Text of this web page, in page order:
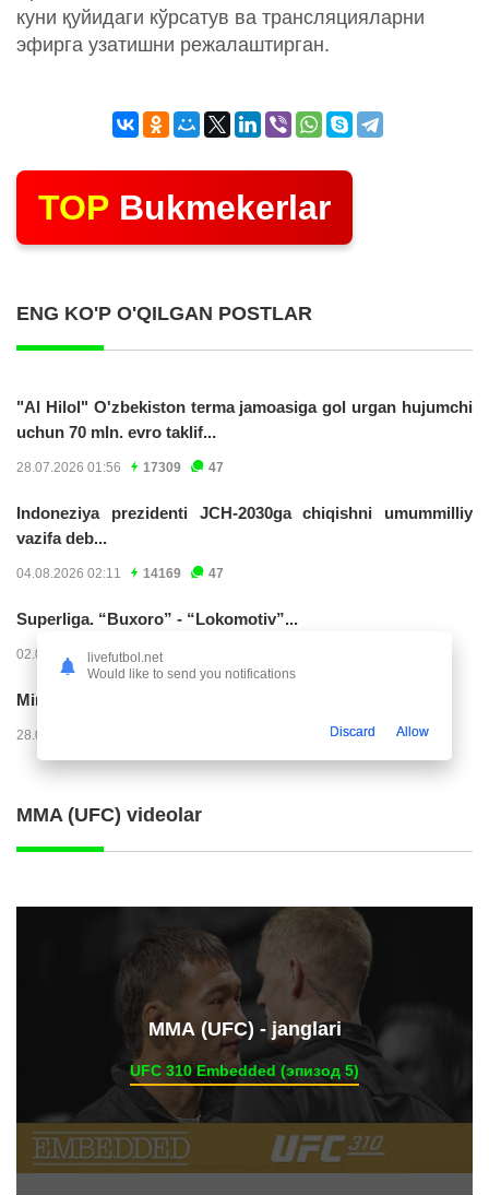
куни қуйидаги кўрсатув ва трансляцияларни
эфирга узатишни режалаштирган.
TOP Bukmekerlar
ENG KO'P O'QILGAN POSTLAR
"Al Hilol" O'zbekiston terma jamoasiga gol urgan hujumchi
uchun 70 mln. evro taklif...
28.07.2026 01:56 17309 47
Indoneziya prezidenti JCH-2030ga chiqishni umummilliy
vazifa deb...
04.08.2026 02:11 14169 47
Superliga. “Buxoro” - “Lokomotiv”...
02.08.2026 03:08 7132
Mirko Yyelichich: "Birinchi bo'limni juda yomon...
28.07.2026 00:24
MMA (UFC) videolar
ММА (UFC) - janglari
UFC 310 Embedded (эпизод 5)
livefutbol.net
Would like to send you notifications
Discard Allow